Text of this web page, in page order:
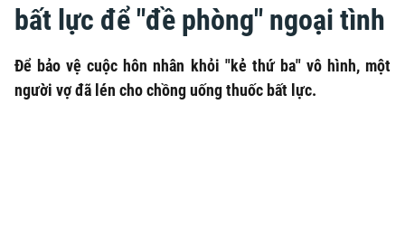
bất lực để "đề phòng" ngoại tình
Để bảo vệ cuộc hôn nhân khỏi "kẻ thứ ba" vô hình, một
người vợ đã lén cho chồng uống thuốc bất lực.